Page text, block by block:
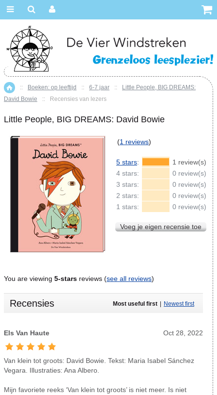
Home
:: Boeken: op leeftijd :: 6-7 jaar ::
Little People, BIG DREAMS:
David Bowie
:: Recensies van lezers
Little People, BIG DREAMS: David Bowie
(1 reviews)
5 stars:
1 review(s)
4 stars:
0 review(s)
3 stars:
0 review(s)
2 stars:
0 review(s)
1 stars:
0 review(s)
Voeg je eigen recensie toe
You are viewing 5-stars reviews (see all reviews)
Recensies Most useful first Newest first
Els Van Haute Oct 28, 2022
Van klein tot groots: David Bowie. Tekst: Maria Isabel Sánchez
Vegara. Illustraties: Ana Albero.
Mijn favoriete reeks ‘Van klein tot groots’ is niet meer. Is niet